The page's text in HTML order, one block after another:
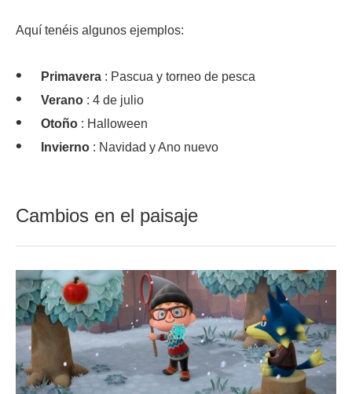
Aquí tenéis algunos ejemplos:
Primavera : Pascua y torneo de pesca
Verano : 4 de julio
Otoño : Halloween
Invierno : Navidad y Ano nuevo
Cambios en el paisaje